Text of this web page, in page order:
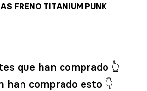
FRENO TITANIUM PUNK
que han comprado 👆
han comprado esto 👇